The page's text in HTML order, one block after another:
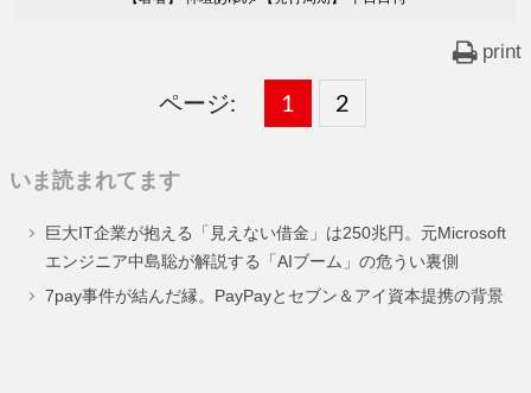
print
ページ:
固
ー
ジ
1 ,
固
ー
ジ
2
いま読まれてます
巨大IT企業が抱える「見えない借金」は250兆円。元Microsoft
エンジニア中島聡が解説する「AIブーム」の危うい裏側
7pay事件が結んだ縁。PayPayとセブン＆アイ資本提携の背景